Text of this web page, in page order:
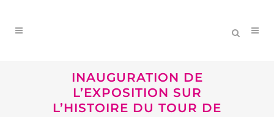
INAUGURATION DE
L’EXPOSITION SUR
L’HISTOIRE DU TOUR DE